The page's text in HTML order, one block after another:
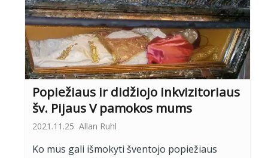
Popiežiaus ir didžiojo inkvizitoriaus
šv. Pijaus V pamokos mums
2021.11.25 Allan Ruhl
Ko mus gali išmokyti šventojo popiežiaus